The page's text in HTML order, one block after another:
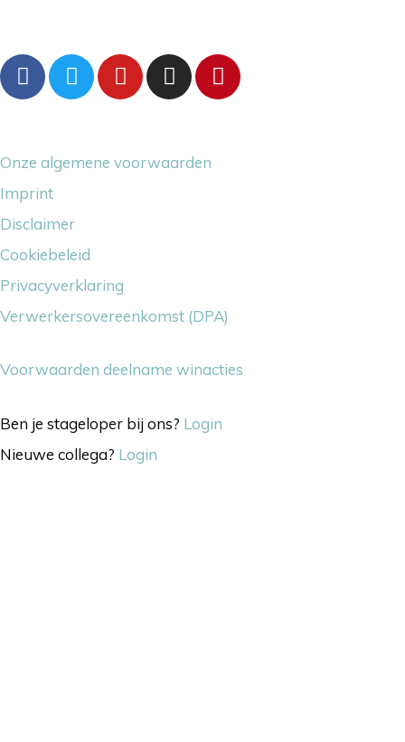
Onze algemene voorwaarden
Imprint
Disclaimer
Cookiebeleid
Privacyverklaring
Verwerkersovereenkomst (DPA)
Voorwaarden deelname winacties
Ben je stageloper bij ons? Login
Nieuwe collega? Login